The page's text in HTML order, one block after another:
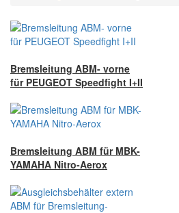
Bremsleitung ABM- vorne
für PEUGEOT Speedfight I+II
Bremsleitung ABM für MBK-
YAMAHA Nitro-Aerox